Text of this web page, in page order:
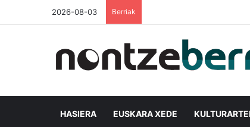
2026-08-03 Berriak
HASIERA EUSKARA XEDE